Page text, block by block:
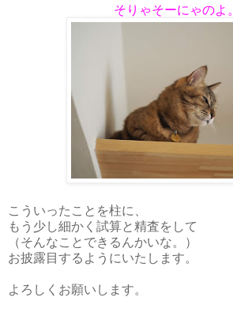
そりゃそーにゃのよ。
こういったことを柱に、
もう少し細かく試算と精査をして
（そんなことできるんかいな。）
お披露目するようにいたします。
よろしくお願いします。